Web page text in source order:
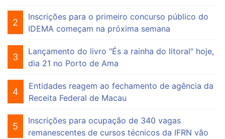
2
Inscrições para o primeiro concurso público do
IDEMA começam na próxima semana
3
Lançamento do livro "És a rainha do litoral" hoje,
dia 21 no Porto de Ama
4
Entidades reagem ao fechamento de agência da
Receita Federal de Macau
5
Inscrições para ocupação de 340 vagas
remanescentes de cursos técnicos da IFRN vão